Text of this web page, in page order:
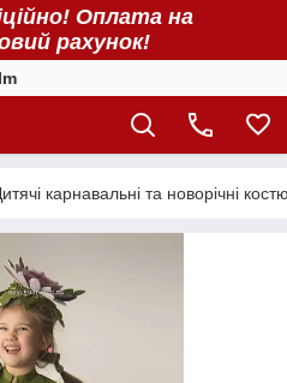
Оплата на
рахунок!
карнавальні та новорічні